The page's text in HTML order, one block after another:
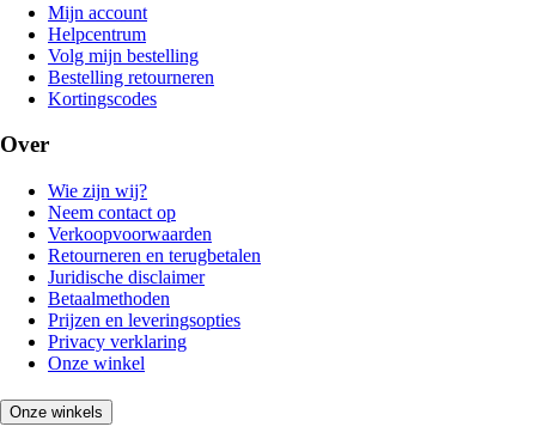
Mijn account
Helpcentrum
Volg mijn bestelling
Bestelling retourneren
Kortingscodes
Over
Wie zijn wij?
Neem contact op
Verkoopvoorwaarden
Retourneren en terugbetalen
Juridische disclaimer
Betaalmethoden
Prijzen en leveringsopties
Privacy verklaring
Onze winkel
Onze winkels